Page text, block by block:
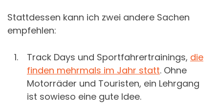
Stattdessen kann ich zwei andere Sachen
empfehlen:
Track Days und Sportfahrertrainings, die
finden mehrmals im Jahr statt. Ohne
Motorräder und Touristen, ein Lehrgang
ist sowieso eine gute Idee.